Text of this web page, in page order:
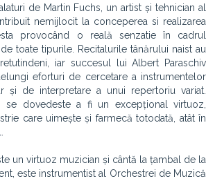
de Martin Fuchs, un artist și tehnician al
nemijlocit la conceperea si realizarea
provocând o reală senzatie în cadrul
toate tipurile. Recitalurile tânărului naist au
iar succesul lui Albert Paraschiv
eforturi de cercetare a instrumentelor
și de interpretare a unui repertoriu variat.
se dovedeste a fi un excepțional virtuoz,
care uimește și farmecă totodată, atât în
un virtuoz muzician și cântă la țambal de la
este instrumentist al Orchestrei de Muzică